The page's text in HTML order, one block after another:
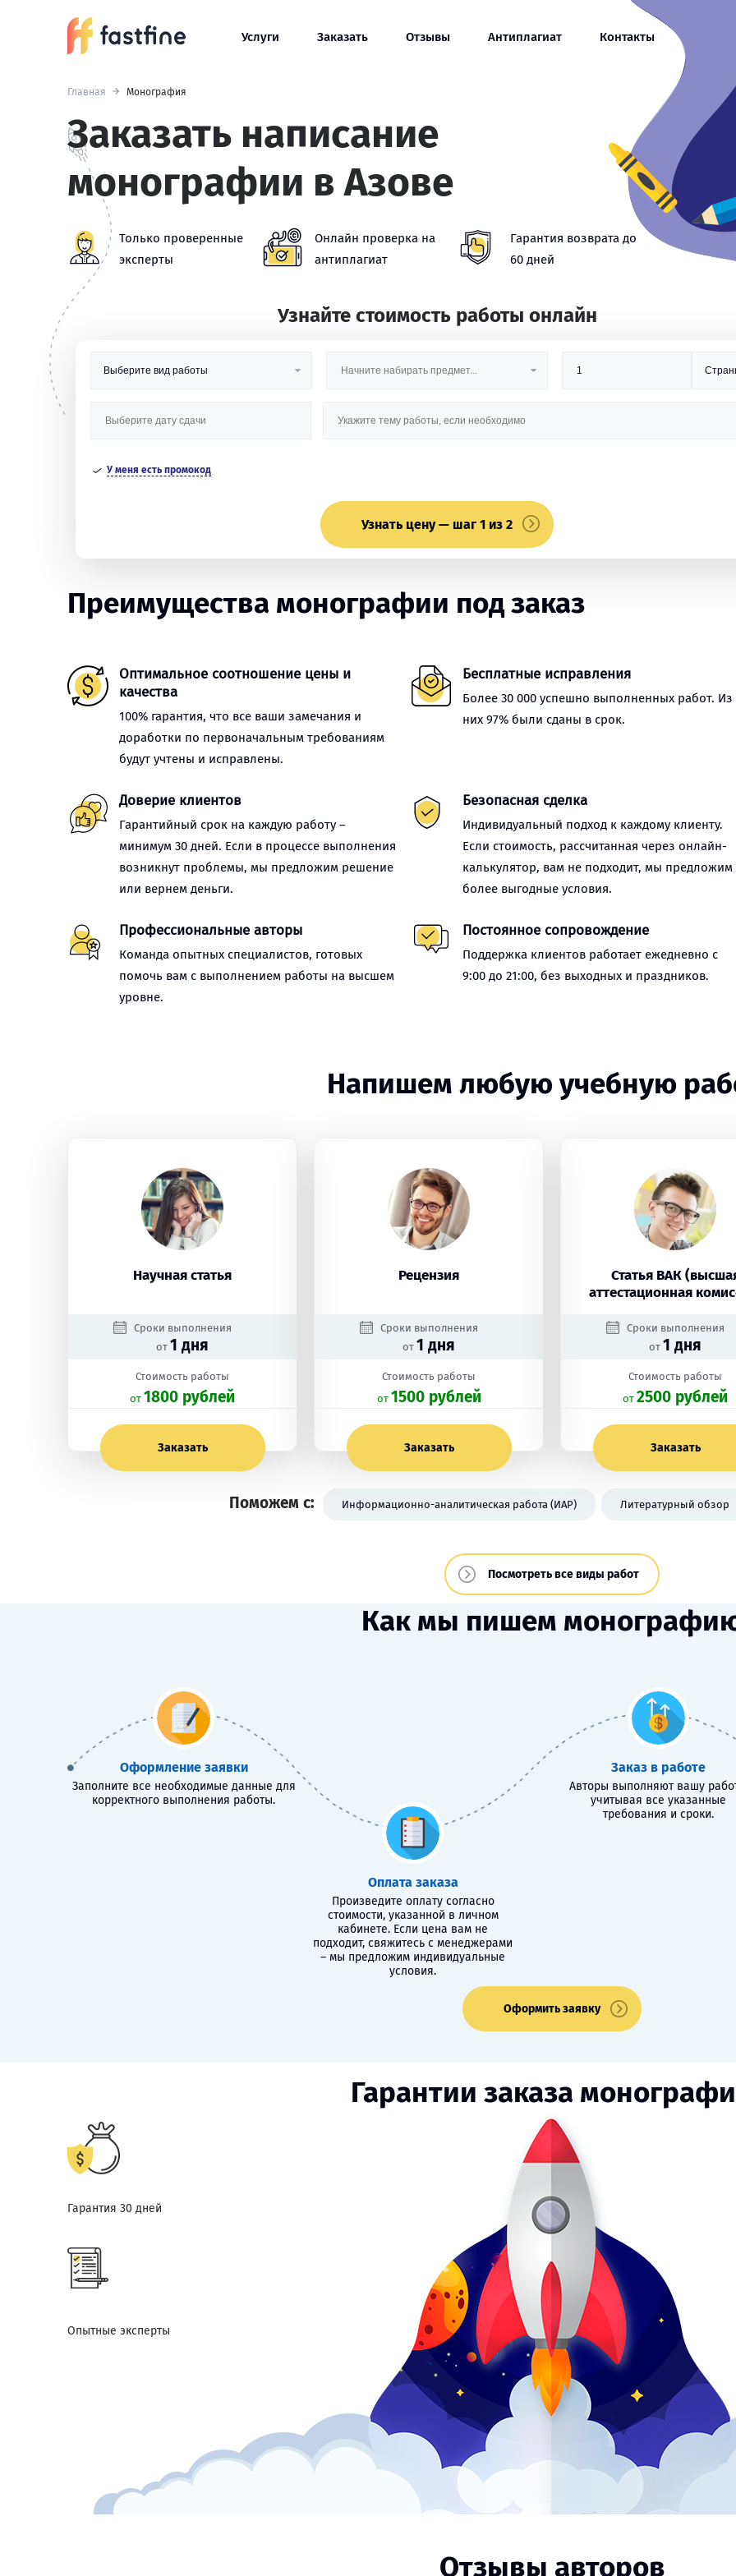
Услуги Заказать Отзывы Антиплагиат Контакты
Главная Монография
Заказать написание
монографии в Азове
Только проверенные
эксперты
Онлайн проверка на
антиплагиат
Гарантия возврата до
60 дней
Узнайте стоимость работы онлайн
У меня есть промокод
Узнать цену — шаг 1 из 2
Преимущества монографии под заказ
Оптимальное соотношение цены и
качества
100% гарантия, что все ваши замечания и
доработки по первоначальным требованиям
будут учтены и исправлены.
Бесплатные исправления
Более 30 000 успешно выполненных работ. Из
них 97% были сданы в срок.
Доверие клиентов
Гарантийный срок на каждую работу –
минимум 30 дней. Если в процессе выполнения
возникнут проблемы, мы предложим решение
или вернем деньги.
Безопасная сделка
Индивидуальный подход к каждому клиенту.
Если стоимость, рассчитанная через онлайн-
калькулятор, вам не подходит, мы предложим
более выгодные условия.
Профессиональные авторы
Команда опытных специалистов, готовых
помочь вам с выполнением работы на высшем
уровне.
Постоянное сопровождение
Поддержка клиентов работает ежедневно с
9:00 до 21:00, без выходных и праздников.
Напишем любую учебную
Научная статья
Сроки выполнения
от 1 дня
Стоимость работы
oт 1800 рублей
Заказать
Рецензия
Сроки выполнения
от 1 дня
Стоимость работы
oт 1500 рублей
Заказать
Статья ВАК
аттестационная
Сроки выполнения
от 1 дня
Стоимость работы
oт 2500 рублей
Заказать
Поможем с: Информационно-аналитическая работа (ИАР) Литературный обзор
Посмотреть все виды работ
Как мы пишем
Оформление заявки
Заполните все необходимые данные для
корректного выполнения работы.
Оплата заказа
Произведите оплату согласно
стоимости, указанной в личном
кабинете. Если цена вам не
подходит, свяжитесь с менеджерами
– мы предложим индивидуальные
условия.
Заказ в работе
Авторы выполняют вашу
учитывая все указанные
требования и сроки.
Оформить заявку
Гарантии заказа
Гарантия 30 дней
Опытные эксперты
Отзывы авторов